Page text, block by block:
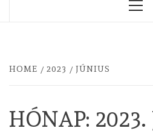
HOME 2023 JÚNIUS
HÓNAP: